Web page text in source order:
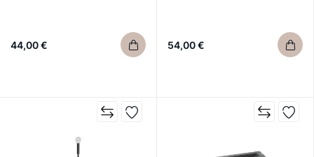
44,00 € 54,00 €